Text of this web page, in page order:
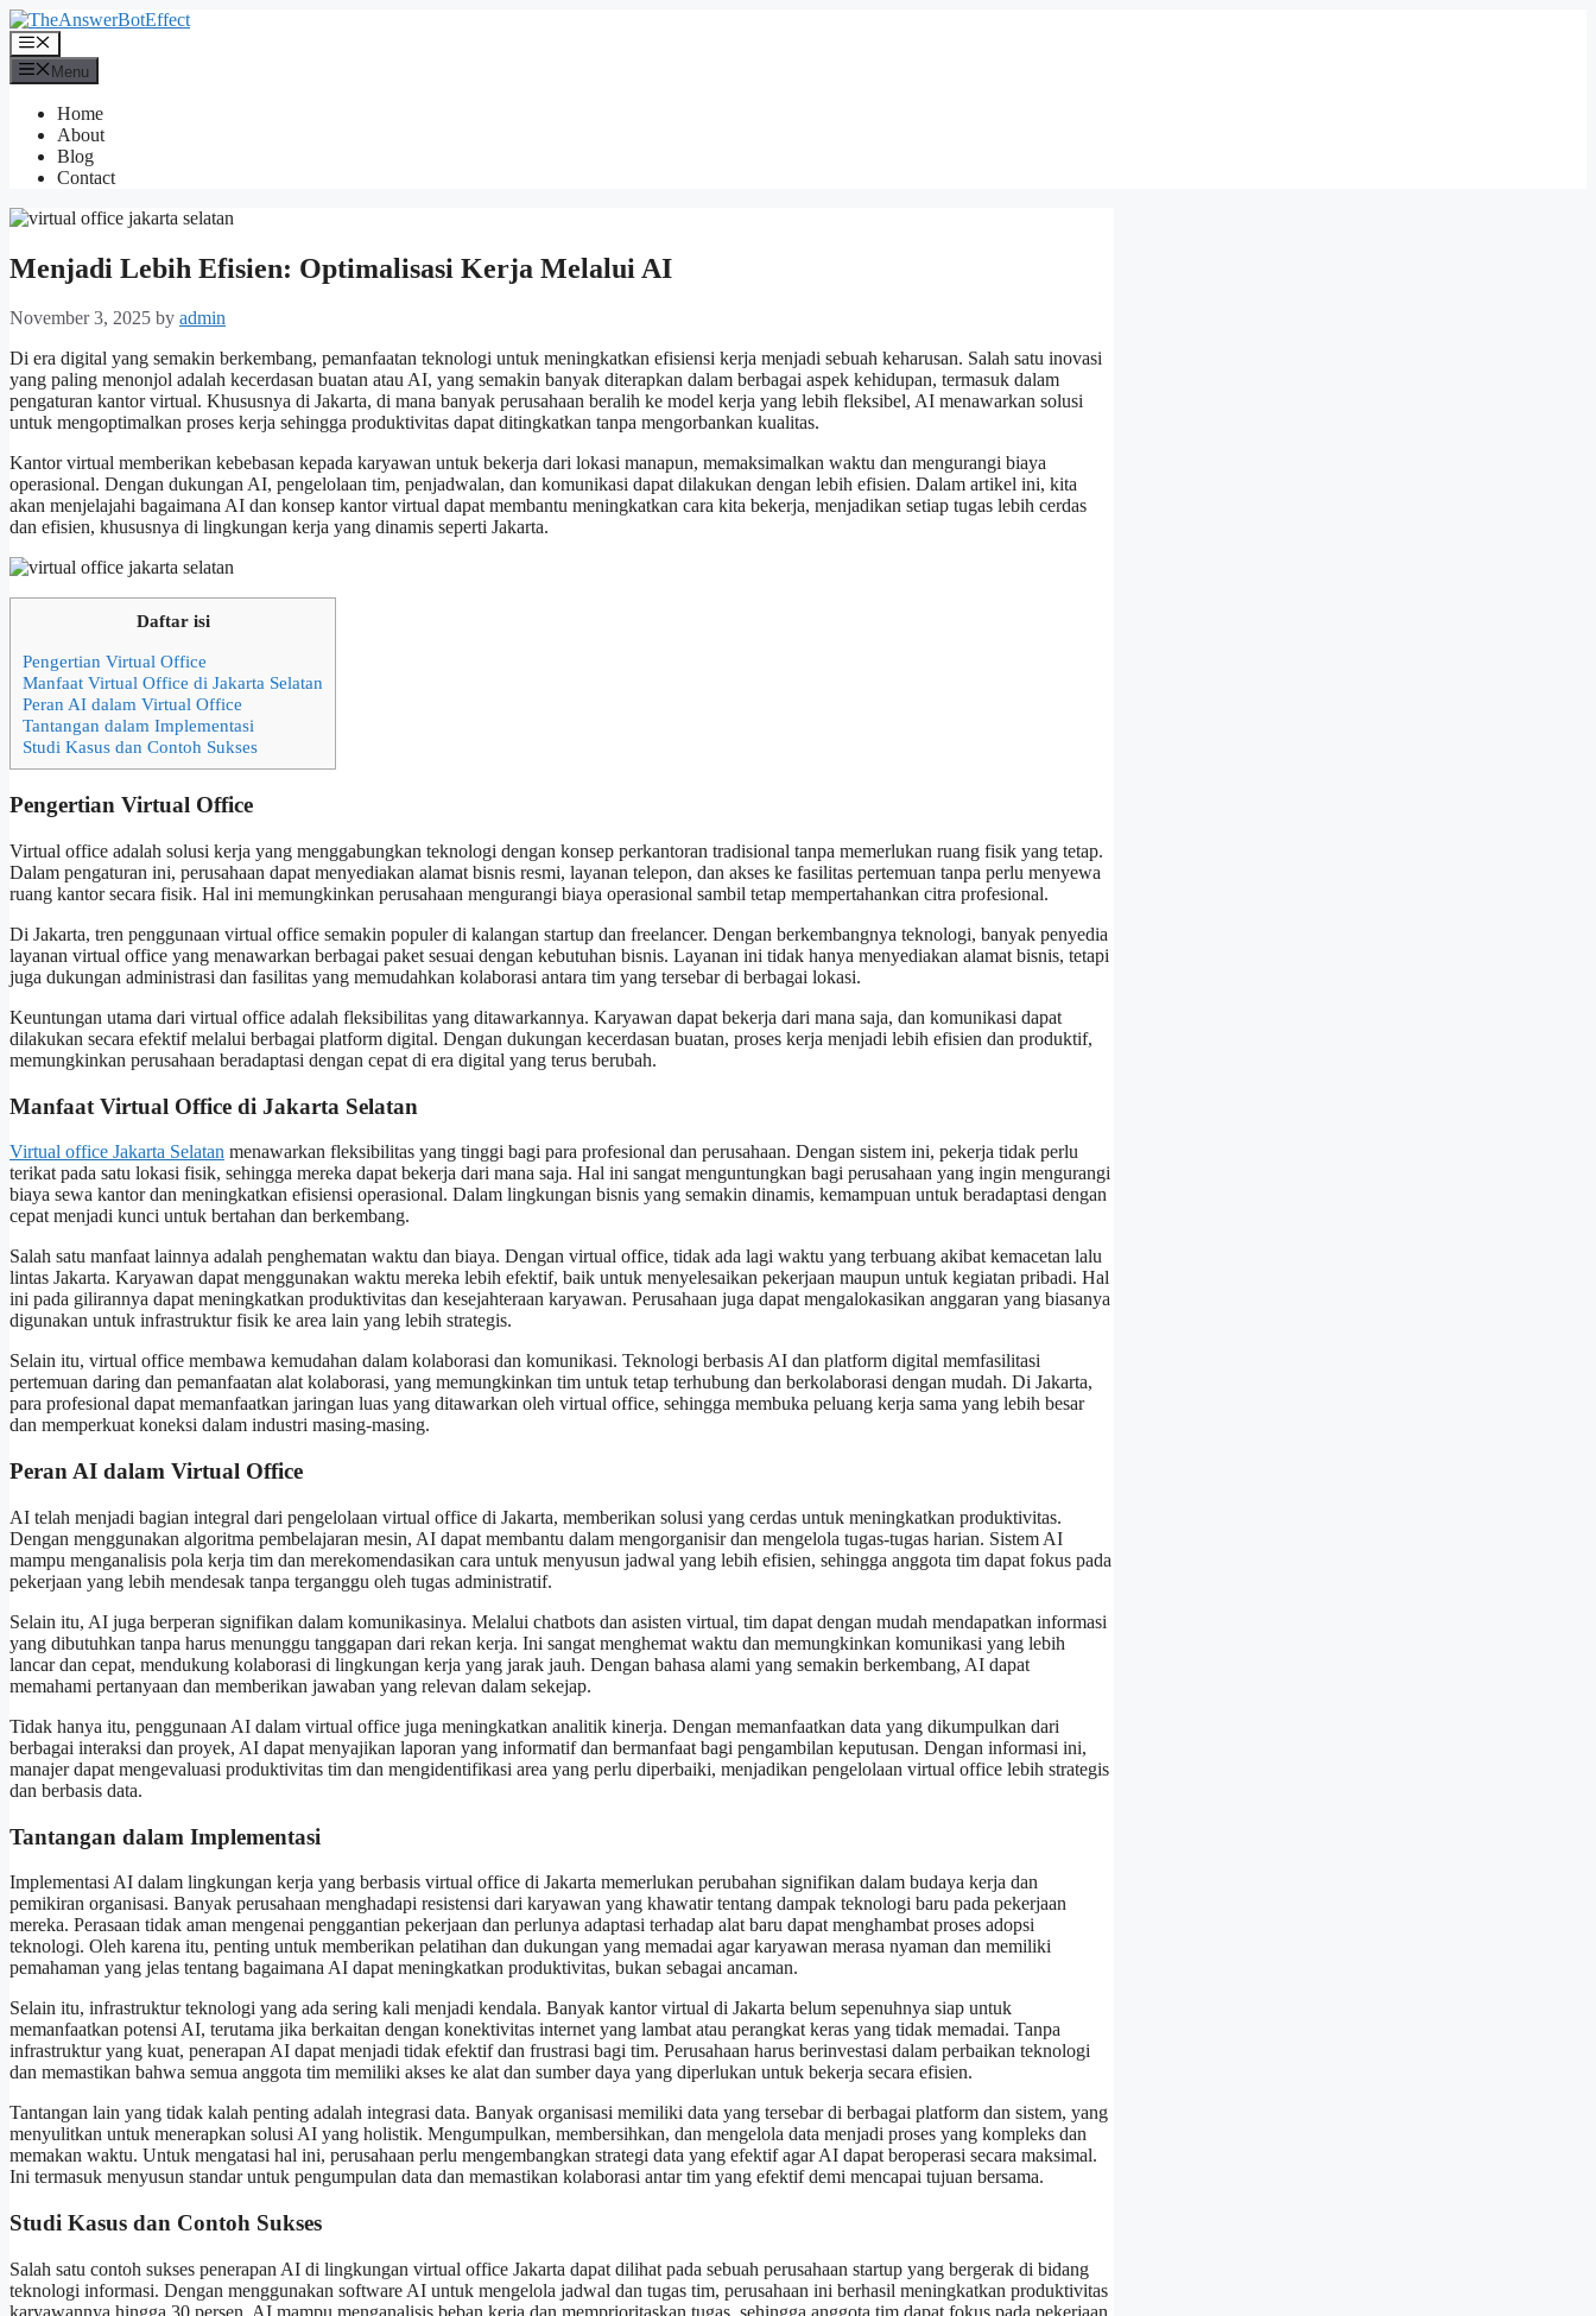
Skip
to
content
Menu
Menu
Home
About
Blog
Contact
Menjadi Lebih Efisien: Optimalisasi Kerja Melalui AI
November 3, 2025 by admin
Di era digital yang semakin berkembang, pemanfaatan teknologi untuk meningkatkan efisiensi kerja menjadi sebuah keharusan. Salah satu inovasi
yang paling menonjol adalah kecerdasan buatan atau AI, yang semakin banyak diterapkan dalam berbagai aspek kehidupan, termasuk dalam
pengaturan kantor virtual. Khususnya di Jakarta, di mana banyak perusahaan beralih ke model kerja yang lebih fleksibel, AI menawarkan solusi
untuk mengoptimalkan proses kerja sehingga produktivitas dapat ditingkatkan tanpa mengorbankan kualitas.
Kantor virtual memberikan kebebasan kepada karyawan untuk bekerja dari lokasi manapun, memaksimalkan waktu dan mengurangi biaya
operasional. Dengan dukungan AI, pengelolaan tim, penjadwalan, dan komunikasi dapat dilakukan dengan lebih efisien. Dalam artikel ini, kita
akan menjelajahi bagaimana AI dan konsep kantor virtual dapat membantu meningkatkan cara kita bekerja, menjadikan setiap tugas lebih cerdas
dan efisien, khususnya di lingkungan kerja yang dinamis seperti Jakarta.
Daftar isi
Pengertian Virtual Office
Manfaat Virtual Office di Jakarta Selatan
Peran AI dalam Virtual Office
Tantangan dalam Implementasi
Studi Kasus dan Contoh Sukses
Pengertian Virtual Office
Virtual office adalah solusi kerja yang menggabungkan teknologi dengan konsep perkantoran tradisional tanpa memerlukan ruang fisik yang tetap.
Dalam pengaturan ini, perusahaan dapat menyediakan alamat bisnis resmi, layanan telepon, dan akses ke fasilitas pertemuan tanpa perlu menyewa
ruang kantor secara fisik. Hal ini memungkinkan perusahaan mengurangi biaya operasional sambil tetap mempertahankan citra profesional.
Di Jakarta, tren penggunaan virtual office semakin populer di kalangan startup dan freelancer. Dengan berkembangnya teknologi, banyak penyedia
layanan virtual office yang menawarkan berbagai paket sesuai dengan kebutuhan bisnis. Layanan ini tidak hanya menyediakan alamat bisnis, tetapi
juga dukungan administrasi dan fasilitas yang memudahkan kolaborasi antara tim yang tersebar di berbagai lokasi.
Keuntungan utama dari virtual office adalah fleksibilitas yang ditawarkannya. Karyawan dapat bekerja dari mana saja, dan komunikasi dapat
dilakukan secara efektif melalui berbagai platform digital. Dengan dukungan kecerdasan buatan, proses kerja menjadi lebih efisien dan produktif,
memungkinkan perusahaan beradaptasi dengan cepat di era digital yang terus berubah.
Manfaat Virtual Office di Jakarta Selatan
Virtual office Jakarta Selatan menawarkan fleksibilitas yang tinggi bagi para profesional dan perusahaan. Dengan sistem ini, pekerja tidak perlu
terikat pada satu lokasi fisik, sehingga mereka dapat bekerja dari mana saja. Hal ini sangat menguntungkan bagi perusahaan yang ingin mengurangi
biaya sewa kantor dan meningkatkan efisiensi operasional. Dalam lingkungan bisnis yang semakin dinamis, kemampuan untuk beradaptasi dengan
cepat menjadi kunci untuk bertahan dan berkembang.
Salah satu manfaat lainnya adalah penghematan waktu dan biaya. Dengan virtual office, tidak ada lagi waktu yang terbuang akibat kemacetan lalu
lintas Jakarta. Karyawan dapat menggunakan waktu mereka lebih efektif, baik untuk menyelesaikan pekerjaan maupun untuk kegiatan pribadi. Hal
ini pada gilirannya dapat meningkatkan produktivitas dan kesejahteraan karyawan. Perusahaan juga dapat mengalokasikan anggaran yang biasanya
digunakan untuk infrastruktur fisik ke area lain yang lebih strategis.
Selain itu, virtual office membawa kemudahan dalam kolaborasi dan komunikasi. Teknologi berbasis AI dan platform digital memfasilitasi
pertemuan daring dan pemanfaatan alat kolaborasi, yang memungkinkan tim untuk tetap terhubung dan berkolaborasi dengan mudah. Di Jakarta,
para profesional dapat memanfaatkan jaringan luas yang ditawarkan oleh virtual office, sehingga membuka peluang kerja sama yang lebih besar
dan memperkuat koneksi dalam industri masing-masing.
Peran AI dalam Virtual Office
AI telah menjadi bagian integral dari pengelolaan virtual office di Jakarta, memberikan solusi yang cerdas untuk meningkatkan produktivitas.
Dengan menggunakan algoritma pembelajaran mesin, AI dapat membantu dalam mengorganisir dan mengelola tugas-tugas harian. Sistem AI
mampu menganalisis pola kerja tim dan merekomendasikan cara untuk menyusun jadwal yang lebih efisien, sehingga anggota tim dapat fokus pada
pekerjaan yang lebih mendesak tanpa terganggu oleh tugas administratif.
Selain itu, AI juga berperan signifikan dalam komunikasinya. Melalui chatbots dan asisten virtual, tim dapat dengan mudah mendapatkan informasi
yang dibutuhkan tanpa harus menunggu tanggapan dari rekan kerja. Ini sangat menghemat waktu dan memungkinkan komunikasi yang lebih
lancar dan cepat, mendukung kolaborasi di lingkungan kerja yang jarak jauh. Dengan bahasa alami yang semakin berkembang, AI dapat
memahami pertanyaan dan memberikan jawaban yang relevan dalam sekejap.
Tidak hanya itu, penggunaan AI dalam virtual office juga meningkatkan analitik kinerja. Dengan memanfaatkan data yang dikumpulkan dari
berbagai interaksi dan proyek, AI dapat menyajikan laporan yang informatif dan bermanfaat bagi pengambilan keputusan. Dengan informasi ini,
manajer dapat mengevaluasi produktivitas tim dan mengidentifikasi area yang perlu diperbaiki, menjadikan pengelolaan virtual office lebih strategis
dan berbasis data.
Tantangan dalam Implementasi
Implementasi AI dalam lingkungan kerja yang berbasis virtual office di Jakarta memerlukan perubahan signifikan dalam budaya kerja dan
pemikiran organisasi. Banyak perusahaan menghadapi resistensi dari karyawan yang khawatir tentang dampak teknologi baru pada pekerjaan
mereka. Perasaan tidak aman mengenai penggantian pekerjaan dan perlunya adaptasi terhadap alat baru dapat menghambat proses adopsi
teknologi. Oleh karena itu, penting untuk memberikan pelatihan dan dukungan yang memadai agar karyawan merasa nyaman dan memiliki
pemahaman yang jelas tentang bagaimana AI dapat meningkatkan produktivitas, bukan sebagai ancaman.
Selain itu, infrastruktur teknologi yang ada sering kali menjadi kendala. Banyak kantor virtual di Jakarta belum sepenuhnya siap untuk
memanfaatkan potensi AI, terutama jika berkaitan dengan konektivitas internet yang lambat atau perangkat keras yang tidak memadai. Tanpa
infrastruktur yang kuat, penerapan AI dapat menjadi tidak efektif dan frustrasi bagi tim. Perusahaan harus berinvestasi dalam perbaikan teknologi
dan memastikan bahwa semua anggota tim memiliki akses ke alat dan sumber daya yang diperlukan untuk bekerja secara efisien.
Tantangan lain yang tidak kalah penting adalah integrasi data. Banyak organisasi memiliki data yang tersebar di berbagai platform dan sistem, yang
menyulitkan untuk menerapkan solusi AI yang holistik. Mengumpulkan, membersihkan, dan mengelola data menjadi proses yang kompleks dan
memakan waktu. Untuk mengatasi hal ini, perusahaan perlu mengembangkan strategi data yang efektif agar AI dapat beroperasi secara maksimal.
Ini termasuk menyusun standar untuk pengumpulan data dan memastikan kolaborasi antar tim yang efektif demi mencapai tujuan bersama.
Studi Kasus dan Contoh Sukses
Salah satu contoh sukses penerapan AI di lingkungan virtual office Jakarta dapat dilihat pada sebuah perusahaan startup yang bergerak di bidang
teknologi informasi. Dengan menggunakan software AI untuk mengelola jadwal dan tugas tim, perusahaan ini berhasil meningkatkan produktivitas
karyawannya hingga 30 persen. AI mampu menganalisis beban kerja dan memprioritaskan tugas, sehingga anggota tim dapat fokus pada pekerjaan